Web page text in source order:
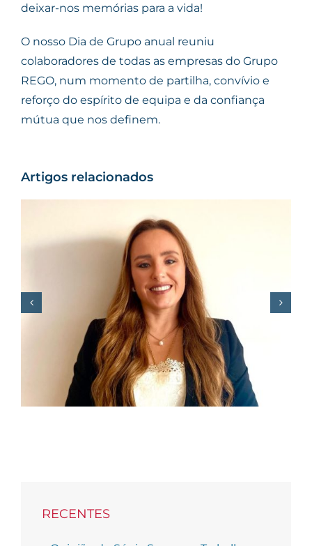
deixar-nos memórias para a vida!
O nosso Dia de Grupo anual reuniu
colaboradores de todas as empresas do Grupo
REGO, num momento de partilha, convívio e
reforço do espírito de equipa e da confiança
mútua que nos definem.
Artigos relacionados
F. REGO junta Miguel
Morgado e Sérgio
Sousa Pinto para
debater o “novo
mundo” das empresas
RECENTES